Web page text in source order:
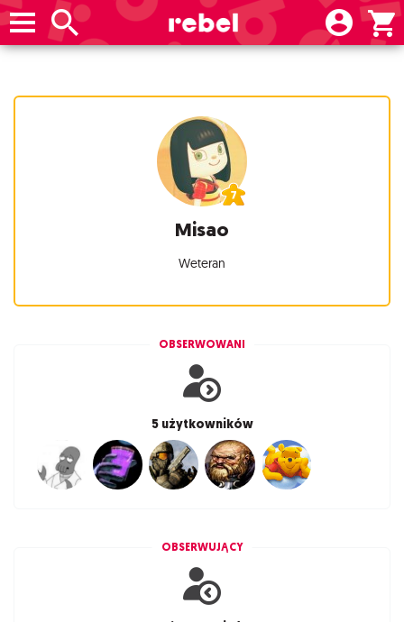
Misao
Weteran
OBSERWOWANI
5 użytkowników
OBSERWUJĄCY